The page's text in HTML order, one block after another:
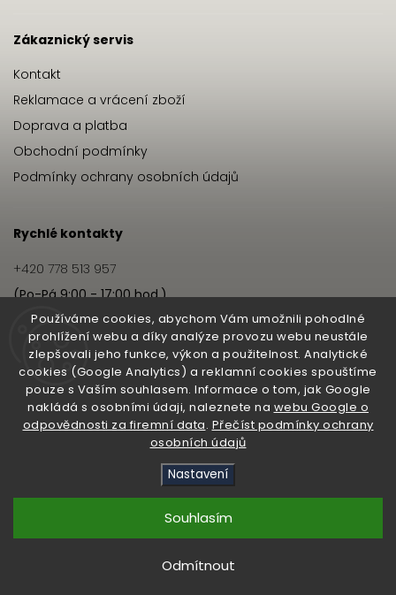
Používáme cookies, abychom Vám umožnili pohodlné
prohlížení webu a díky analýze provozu webu neustále
zlepšovali jeho funkce, výkon a použitelnost. Analytické
cookies (Google Analytics) a reklamní cookies spouštíme
pouze s Vaším souhlasem. Informace o tom, jak Google
nakládá s osobními údaji, naleznete na webu Google o
odpovědnosti za firemní data. Přečíst podmínky ochrany
osobních údajů
Nastavení
Odmítnout
Souhlasím
Zákaznický servis
Kontakt
Reklamace a vrácení zboží
Doprava a platba
Obchodní podmínky
Podmínky ochrany osobních údajů
Rychlé kontakty
+420 778 513 957
(Po-Pá 9:00 - 17:00 hod.)
info@hairbeat.cz
Hairbeat
O nás
Pro salony
Hairbeat. Všechna práva vyhrazena.
Upravit nastavení cookies